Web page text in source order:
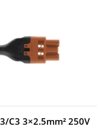
C3 3×2.5mm² 250V